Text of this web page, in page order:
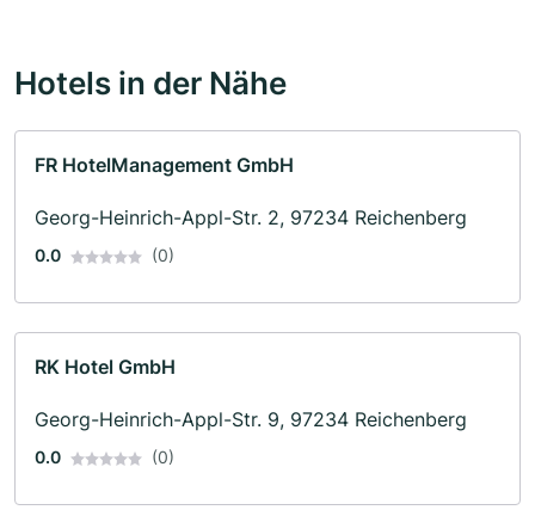
Hotels in der Nähe
FR HotelManagement GmbH
Georg-Heinrich-Appl-Str. 2, 97234 Reichenberg
0.0 (0)
RK Hotel GmbH
Georg-Heinrich-Appl-Str. 9, 97234 Reichenberg
0.0 (0)